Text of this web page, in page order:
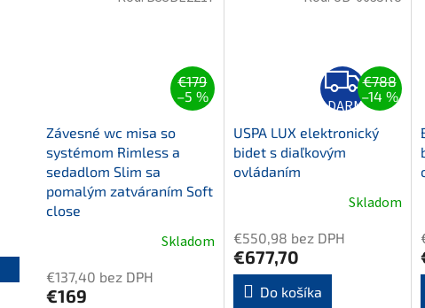
€179
–5 %
Závesné wc misa so
systémom Rimless a
sedadlom Slim sa
pomalým zatváraním Soft
close
Skladom
€137,40 bez DPH
€169
Z
A
D
A
M
ZADARMO
€788
–14 %
USPA LUX elektronický
bidet s diaľkovým
ovládaním
produktu
je
5,0
Skladom
€550,98 bez DPH
€677,70
Do košíka